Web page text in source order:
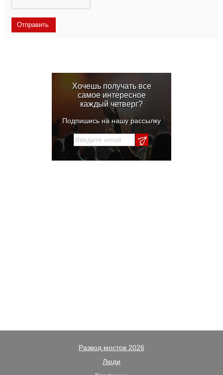
Хочешь получать все
самое интересное
каждый четверг?
Подпишись на нашу рассылку
Развод мостов 2026
Люди